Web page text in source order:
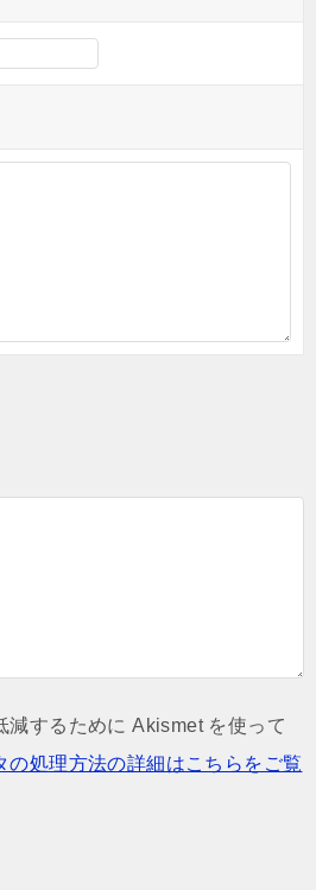
減するために Akismet を使って
の処理方法の詳細はこちらをご覧